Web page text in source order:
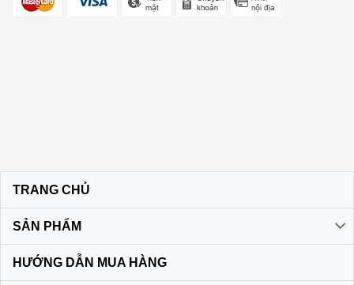
TRANG CHỦ
SẢN PHẨM
HƯỚNG DẪN MUA HÀNG